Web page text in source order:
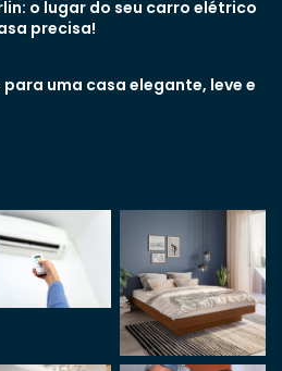
o lugar do seu carro elétrico
precisa!
uma casa elegante, leve e